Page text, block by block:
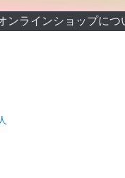
ンラインショップにつ